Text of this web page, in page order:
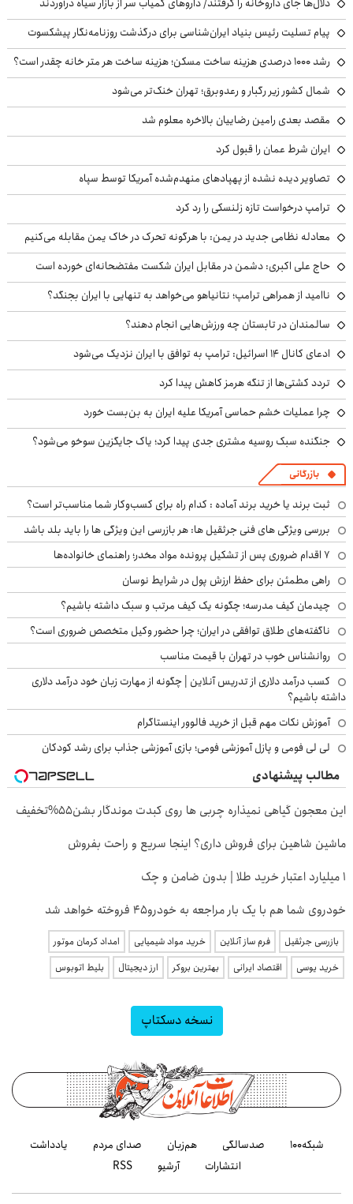
پیام تسلیت رئیس بنیاد ایران‌شناسی برای درگذشت روزنامه‌نگار پیشکسوت
رشد ۱۰۰۰ درصدی هزینه ساخت مسکن؛ هزینه ساخت هر متر خانه چقدر است؟
شمال کشور زیر رگبار و رعدوبرق؛ تهران خنک‌تر می‌شود
مقصد بعدی رامین رضاییان بالاخره معلوم شد
ایران شرط عمان را قبول کرد
تصاویر دیده نشده از پهپادهای منهدم‌شده آمریکا توسط سپاه
ترامپ درخواست تازه زلنسکی را رد کرد
معادله نظامی جدید در یمن: با هرگونه تحرک در خاک یمن مقابله می‌کنیم
حاج علی اکبری: دشمن در مقابل ایران شکست مفتضحانه‌ای خورده است
ناامید از همراهی ترامپ؛ نتانیاهو می‌خواهد به تنهایی با ایران بجنگد؟
سالمندان در تابستان چه ورزش‌هایی انجام دهند؟
ادعای کانال ۱۴ اسرائیل: ترامپ به توافق با ایران نزدیک می‌شود
تردد کشتی‌ها از تنگه هرمز کاهش پیدا کرد
چرا عملیات خشم حماسی آمریکا علیه ایران به بن‌بست خورد
جنگنده سبک روسیه مشتری جدی پیدا کرد؛ یاک جایگزین سوخو می‌شود؟
بازرگانی
ثبت برند یا خرید برند آماده : کدام راه برای کسب‌وکار شما مناسب‌تر است؟
بررسی ویژگی های فنی جرثقیل ها: هر بازرسی این ویژگی ها را باید بلد باشد
۷ اقدام ضروری پس از تشکیل پرونده مواد مخدر؛ راهنمای خانواده‌ها
راهی مطمئن برای حفظ ارزش پول در شرایط نوسان
چیدمان کیف مدرسه؛ چگونه یک کیف مرتب و سبک داشته باشیم؟
ناگفته‌های طلاق توافقی در ایران؛ چرا حضور وکیل متخصص ضروری است؟
روانشناس خوب در تهران با قیمت مناسب
کسب درآمد دلاری از تدریس آنلاین | چگونه از مهارت زبان خود درآمد دلاری
داشته باشیم؟
آموزش نکات مهم قبل از خرید فالوور اینستاگرام
لی لی فومی و پازل آموزشی فومی؛ بازی آموزشی جذاب برای رشد کودکان
مطالب پیشنهادی
این معجون گیاهی نمیذاره چربی ها روی کبدت موندگار بشن55%تخفیف
ماشین شاهین برای فروش داری؟ اینجا سریع و راحت بفروش
۱ میلیارد اعتبار خرید طلا | بدون ضامن و چک
خودروی شما هم با یک بار مراجعه به خودرو45 فروخته خواهد شد
بازرسی جرثقیل فرم ساز آنلاین خرید مواد شیمیایی
امداد کرمان موتور
خرید یوسی
اقتصاد ایرانی بهترین بروکر ارز دیجیتال بلیط اتوبوس
نسخه دسکتاپ
شبکه۱۰۰ صدسالگی هم‌زبان صدای مردم
یادداشت
انتشارات
آرشیو RSS